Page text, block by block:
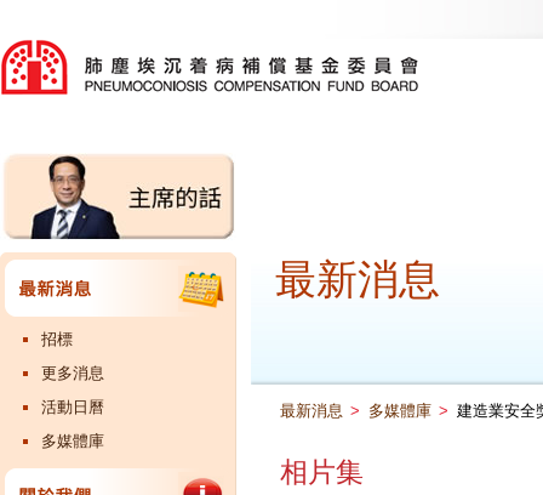
招標
更多消息
活動日曆
多媒體庫
最新消息
最新消息 > 多媒體庫 > 建造業安全
相片集